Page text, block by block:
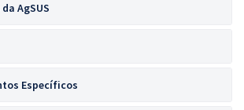
AgSUS
Específicos